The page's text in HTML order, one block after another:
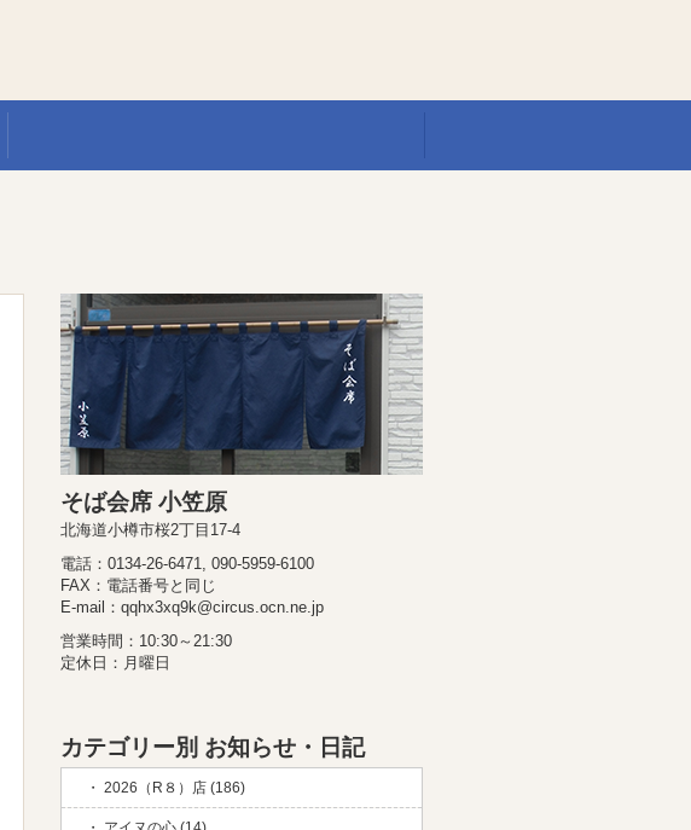
そば会席 小笠原
北海道小樽市桜2丁目17-4
電話：0134-26-6471, 090-5959-6100
FAX：電話番号と同じ
E-mail：qqhx3xq9k@circus.ocn.ne.jp
営業時間：10:30～21:30
定休日：月曜日
カテゴリー別 お知らせ・日記
2026（R８）店 (186)